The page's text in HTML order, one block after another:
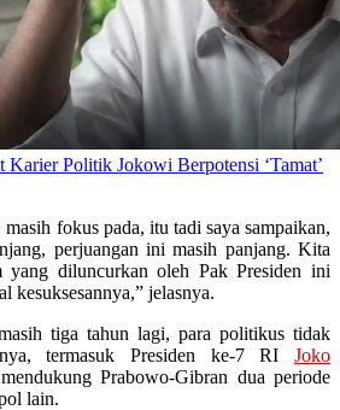
Karier Politik Jokowi Berpotensi ‘Tamat’
fokus pada, itu tadi saya sampaikan,
perjuangan ini masih panjang. Kita
yang diluncurkan oleh Pak Presiden ini
kesuksesannya,” jelasnya.
tiga tahun lagi, para politikus tidak
termasuk Presiden ke-7 RI Joko
Prabowo-Gibran dua periode
lain.